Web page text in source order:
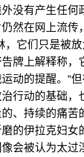
没有产生任何
然在网上流传
，它们只是被
牌上解释称，
动的提醒。”
行动的基础，
、持续的痛苦
的伊拉克妇女
会被认为太过